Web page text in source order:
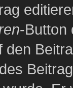
-Button
den